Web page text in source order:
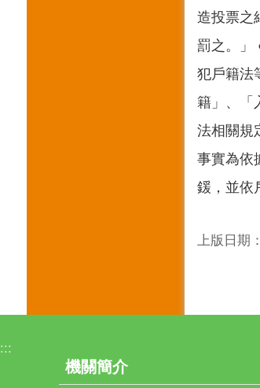
造投票之
罰之。」
犯戶籍法
籍」、「
法相關規
事實為依
鍰，並依
上版日期
:::
機關簡介